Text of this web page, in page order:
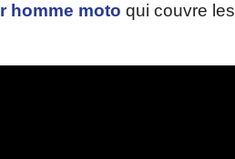
homme moto qui couvre les